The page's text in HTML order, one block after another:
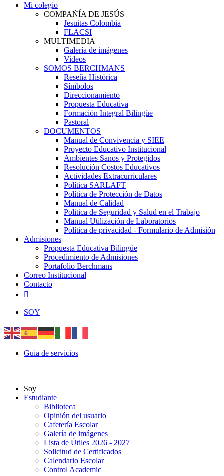
Mi colegio
COMPAÑÍA DE JESÚS
Jesuitas Colombia
FLACSI
MULTIMEDIA
Galería de imágenes
Videos
SOMOS BERCHMANS
Reseña Histórica
Símbolos
Direccionamiento
Propuesta Educativa
Formación Integral Bilingüe
Pastoral
DOCUMENTOS
Manual de Convivencia y SIEE
Proyecto Educativo Institucional
Ambientes Sanos y Protegidos
Resolución Costos Educativos
Actividades Extracurriculares
Política SARLAFT
Política de Protección de Datos
Manual de Calidad
Politica de Seguridad y Salud en el Trabajo
Manual Utilización de Laboratorios
Política de privacidad - Formulario de Admisión
Admisiones
Propuesta Educativa Bilingüe
Procedimiento de Admisiones
Portafolio Berchmans
Correo Institucional
Contacto

SOY
Guia de servicios
Soy
Estudiante
Biblioteca
Opinión del usuario
Cafetería Escolar
Galería de imágenes
Lista de Útiles 2026 - 2027
Solicitud de Certificados
Calendario Escolar
Control Academic